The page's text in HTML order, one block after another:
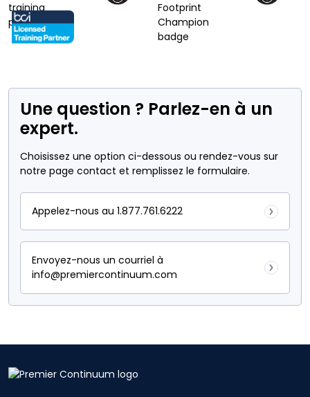
Une question ? Parlez-en à un
expert.
Choisissez une option ci-dessous ou rendez-vous sur
notre page contact et remplissez le formulaire.
Appelez-nous au 1.877.761.6222
Envoyez-nous un courriel à
info@premiercontinuum.com